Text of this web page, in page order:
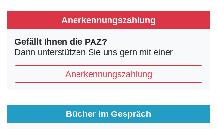
Anerkennungszahlung
Gefällt Ihnen die PAZ?
Dann unterstützen Sie uns gern mit einer
Anerkennungszahlung
Bücher im Gespräch